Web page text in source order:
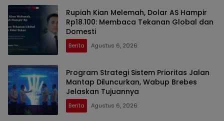
Rupiah Kian Melemah, Dolar AS Hampir
Rp18.100: Membaca Tekanan Global dan
Domesti
Berita Agustus 6, 2026
Program Strategi Sistem Prioritas Jalan
Mantap Diluncurkan, Wabup Brebes
Jelaskan Tujuannya
Berita Agustus 6, 2026